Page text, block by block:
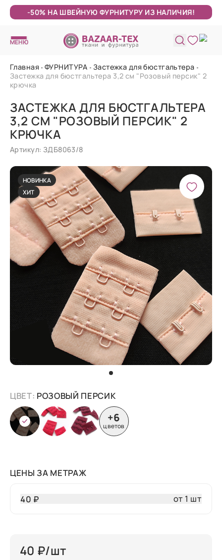
-50% НА ШВЕЙНУЮ ФУРНИТУРУ ИЗ НАЛИЧИЯ!
МЕНЮ
Главная ФУРНИТУРА
Застежка для бюстгальтера
Застежка для бюстгальтера 3,2 см "Розовый персик" 2
крючка
ЗАСТЕЖКА ДЛЯ БЮСТГАЛЬТЕРА
3,2 СМ "РОЗОВЫЙ ПЕРСИК" 2
КРЮЧКА
Артикул: ЗДБ8063/8
НОВИНКА
ХИТ
ЦВЕТ: РОЗОВЫЙ ПЕРСИК
+6
цветов
ЦЕНЫ ЗА МЕТРАЖ
40 ₽ от 1 шт
40 ₽/шт